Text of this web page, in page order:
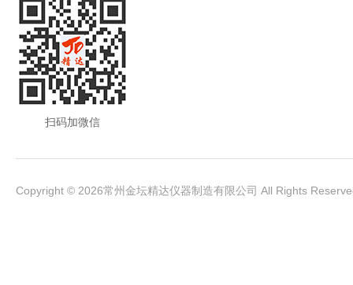
扫码加微信
Copyright © 2026常州金坛精达仪器制造有限公司 All Rights